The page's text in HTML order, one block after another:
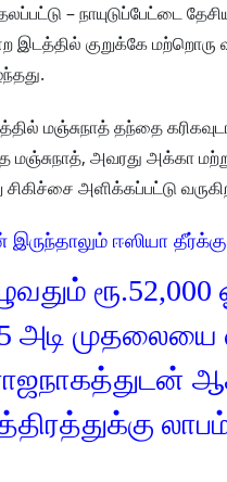
– நாயுடுப்பேட்டை
இடத்தில் குறுக்கே
மஞ்சுநாத் தந்தை
மஞ்சுநாத், அவரது அக்கா
அளிக்கப்பட்டு
ஈஸியா
முதலையை